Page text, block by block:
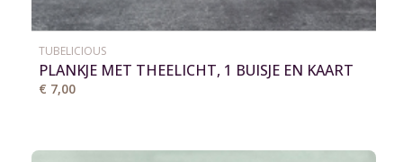
TUBELICIOUS
PLANKJE MET THEELICHT, 1 BUISJE EN KAART
€ 7,00